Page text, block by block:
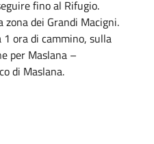
fino al Rifugio.
zona dei Grandi Macigni.
1 ora di cammino, sulla
per Maslana –
di Maslana.